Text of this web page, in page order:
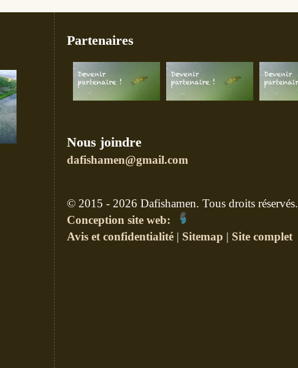
Partenaires
Nous joindre
dafishamen@gmail.com
© 2015 - 2026 Dafishamen. Tous droits réservés.
Conception site web:
Avis et confidentialité| Sitemap | Site complet